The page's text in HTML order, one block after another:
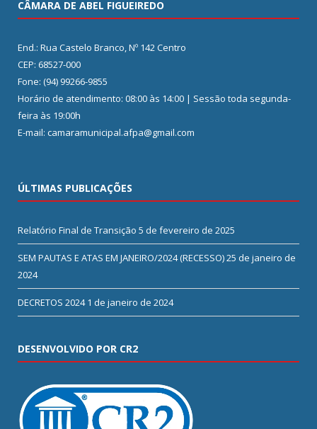
CÂMARA DE ABEL FIGUEIREDO
End.: Rua Castelo Branco, Nº 142 Centro
CEP: 68527-000
Fone: (94) 99266-9855
Horário de atendimento: 08:00 às 14:00 | Sessão toda segunda-
feira às 19:00h
E-mail: camaramunicipal.afpa@gmail.com
ÚLTIMAS PUBLICAÇÕES
Relatório Final de Transição 5 de fevereiro de 2025
SEM PAUTAS E ATAS EM JANEIRO/2024 (RECESSO)25 de janeiro de
2024
DECRETOS 2024 1 de janeiro de 2024
DESENVOLVIDO POR CR2